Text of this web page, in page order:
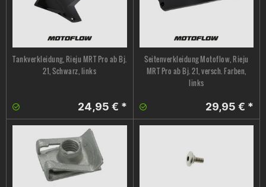
Tankverkleidung, Rieju MRT Pro ab Bj.
21, Schwarz, links
24,95 € *
Seitenverkleidung Motoflow, Rieju
MRT Pro ab Bj. 21, versch. Farben,
links
29,95 € *